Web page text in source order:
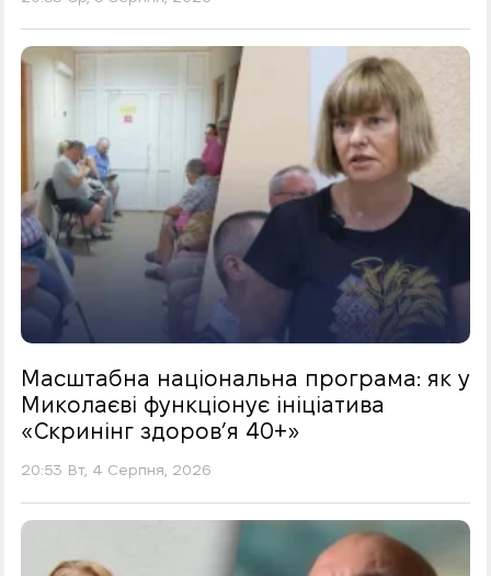
Масштабна національна програма: як у
Миколаєві функціонує ініціатива
«Скринінг здоровʼя 40+»
20:53 Вт, 4 Серпня, 2026